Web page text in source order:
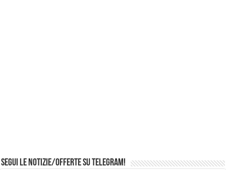
Segui le notizie/offerte su Telegram!